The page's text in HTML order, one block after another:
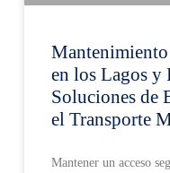
Mantenimiento
en los Lagos y
Soluciones de
el Transporte
Mantener un acceso